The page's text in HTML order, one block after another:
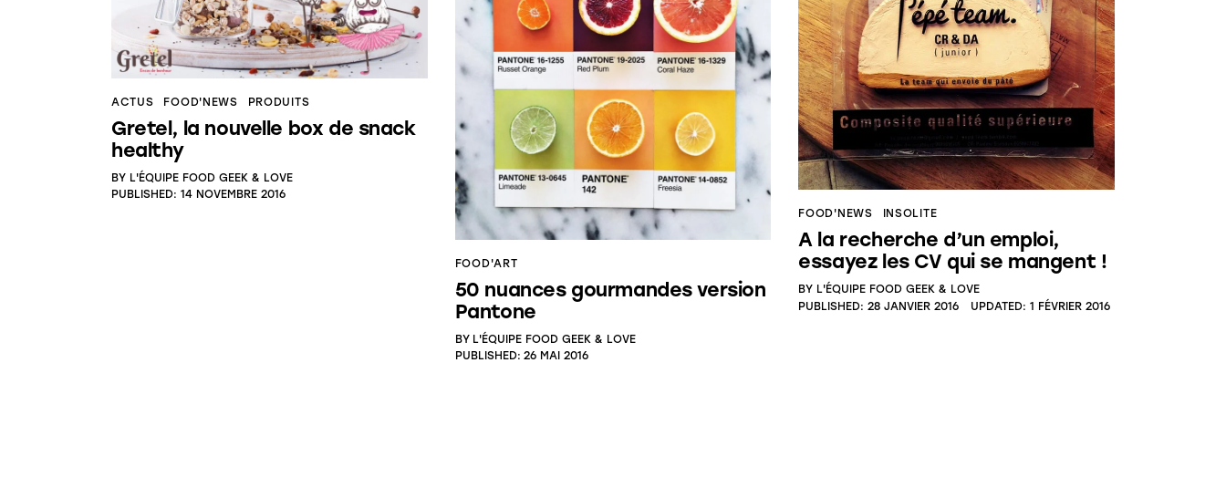
ACTUS FOOD'NEWS PRODUITS
Gretel, la nouvelle box de snack
healthy
BY L'ÉQUIPE FOOD GEEK & LOVE
PUBLISHED: 14 NOVEMBRE 2016
FOOD'ART
50 nuances gourmandes version
Pantone
BY L'ÉQUIPE FOOD GEEK & LOVE
PUBLISHED: 26 MAI 2016
FOOD'NEWS INSOLITE
A la recherche d’un emploi,
essayez les CV qui se mangent !
BY L'ÉQUIPE FOOD GEEK & LOVE
PUBLISHED: 28 JANVIER 2016 UPDATED: 1 FÉVRIER 2016